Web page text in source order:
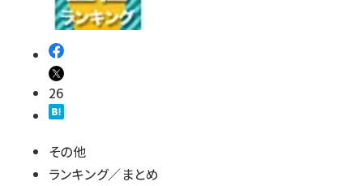
26
その他
ランキング／まとめ